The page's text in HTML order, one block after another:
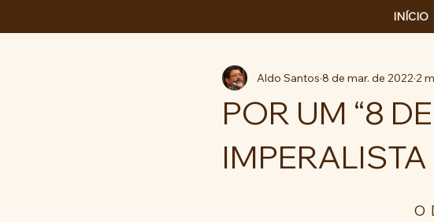
INÍCIO
POR UM “8
Aldo Santos 8 de mar. de 2022 2
O